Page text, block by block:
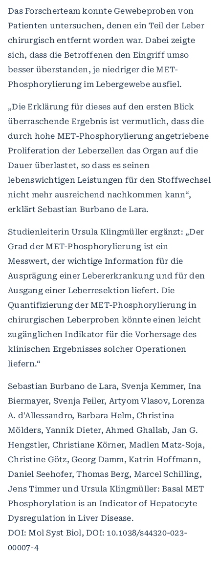
Das Forscherteam konnte Gewebeproben von
Patienten untersuchen, denen ein Teil der Leber
chirurgisch entfernt worden war. Dabei zeigte
sich, dass die Betroffenen den Eingriff umso
besser überstanden, je niedriger die MET-
Phosphorylierung im Lebergewebe ausfiel.
„Die Erklärung für dieses auf den ersten Blick
überraschende Ergebnis ist vermutlich, dass die
durch hohe MET-Phosphorylierung angetriebene
Proliferation der Leberzellen das Organ auf die
Dauer überlastet, so dass es seinen
lebenswichtigen Leistungen für den Stoffwechsel
nicht mehr ausreichend nachkommen kann“,
erklärt Sebastian Burbano de Lara.
Studienleiterin Ursula Klingmüller ergänzt: „Der
Grad der MET-Phosphorylierung ist ein
Messwert, der wichtige Information für die
Ausprägung einer Lebererkrankung und für den
Ausgang einer Leberresektion liefert. Die
Quantifizierung der MET-Phosphorylierung in
chirurgischen Leberproben könnte einen leicht
zugänglichen Indikator für die Vorhersage des
klinischen Ergebnisses solcher Operationen
liefern.“
Sebastian Burbano de Lara, Svenja Kemmer, Ina
Biermayer, Svenja Feiler, Artyom Vlasov, Lorenza
A. d'Allessandro, Barbara Helm, Christina
Mölders, Yannik Dieter, Ahmed Ghallab, Jan G.
Hengstler, Christiane Körner, Madlen Matz-Soja,
Christine Götz, Georg Damm, Katrin Hoffmann,
Daniel Seehofer, Thomas Berg, Marcel Schilling,
Jens Timmer und Ursula Klingmüller: Basal MET
Phosphorylation is an Indicator of Hepatocyte
Dysregulation in Liver Disease.
DOI: Mol Syst Biol, DOI: 10.1038/s44320-023-
00007-4